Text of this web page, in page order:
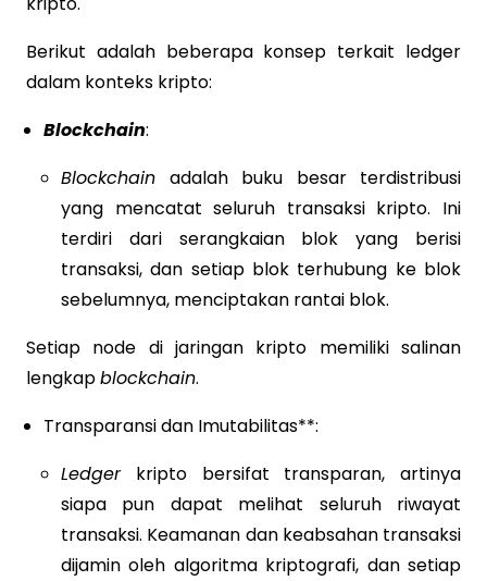
Berikut adalah beberapa konsep terkait ledger
dalam konteks kripto:
Blockchain:
Blockchain adalah buku besar terdistribusi
yang mencatat seluruh transaksi kripto. Ini
terdiri dari serangkaian blok yang berisi
transaksi, dan setiap blok terhubung ke blok
sebelumnya, menciptakan rantai blok.
Setiap node di jaringan kripto memiliki salinan
lengkapblockchain.
Transparansi dan Imutabilitas**:
Ledgerkripto bersifat transparan, artinya
siapa pun dapat melihat seluruh riwayat
transaksi. Keamanan dan keabsahan transaksi
dijamin oleh algoritma kriptografi, dan setiap